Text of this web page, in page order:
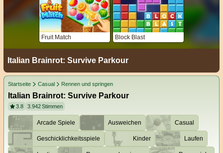
Fruit Match Block Blast
Italian Brainrot: Survive Parkour
Startseite Casual Rennen und springen
Italian Brainrot: Survive Parkour
3.8 3.942Stimmen
Arcade Spiele Ausweichen Casual
Geschicklichkeitsspiele Kinder Laufen